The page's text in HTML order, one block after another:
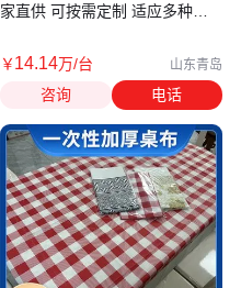
家直供 可按需定制 适应多种运
￥14.14万/台 山东青岛
咨询 电话